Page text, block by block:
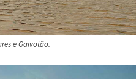
e Gaivotão.